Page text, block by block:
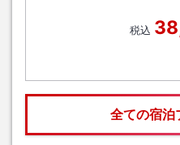
税込
全ての宿泊